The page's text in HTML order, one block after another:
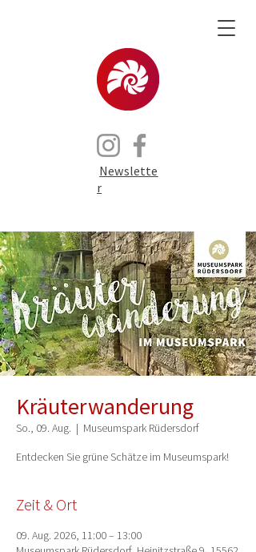
Newslette
r
Kräuterwanderung
So., 09. Aug.
  |
Museumspark Rüdersdorf
Entdecken Sie grüne Schätze im Museumspark!
Zeit & Ort
09. Aug. 2026, 11:00 – 13:00